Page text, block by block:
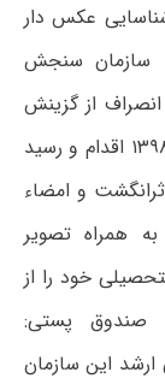
عکس دار
سازمان سنجش
از گزینش
آزمون ورودی کارشناسی ارشد ناپیوسته سال ۱۳۹۸ اقدام و رسید
و امضاء
همراه تصویر
خود را از
صندوق پستی:
ارشد این سازمان